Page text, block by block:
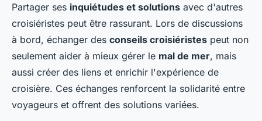
Partager ses inquiétudes et solutions avec d'autres
croisiéristes peut être rassurant. Lors de discussions
à bord, échanger des conseils croisiéristes peut non
seulement aider à mieux gérer le mal de mer, mais
aussi créer des liens et enrichir l'expérience de
croisière. Ces échanges renforcent la solidarité entre
voyageurs et offrent des solutions variées.